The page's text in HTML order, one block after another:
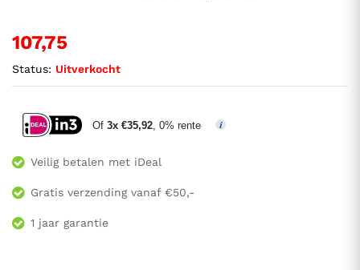
107,75
Status: Uitverkocht
Of 3x €35,92, 0% rente
Veilig betalen met iDeal
Gratis verzending vanaf €50,-
1 jaar garantie